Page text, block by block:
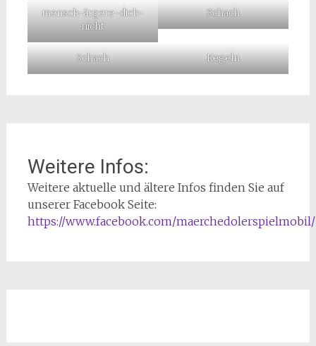
mensch-ärgere-dich-
nicht
Schach
Schach Kegeln
Weitere Infos:
Weitere aktuelle und ältere Infos finden Sie auf
unserer Facebook Seite:
https://www.facebook.com/maerchedolerspielmobil/